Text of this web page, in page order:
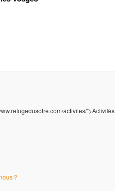
activites/">Activités
?